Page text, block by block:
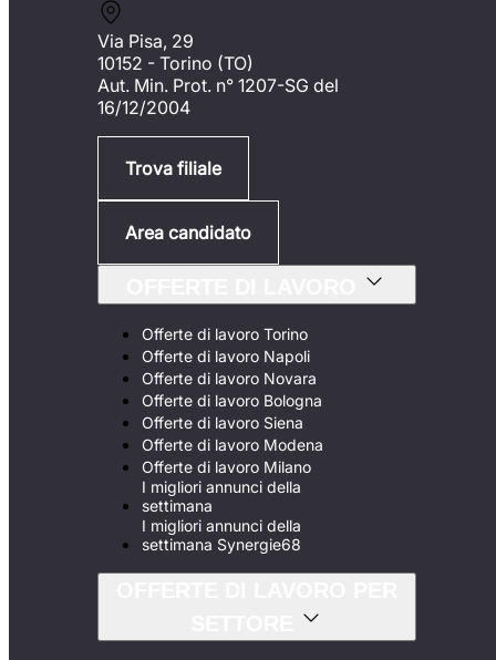
Via Pisa, 29
10152 - Torino (TO)
Aut. Min. Prot. n° 1207-SG del
16/12/2004
Trova filiale
Area candidato
Offerte di lavoro Torino
Offerte di lavoro Napoli
Offerte di lavoro Novara
Offerte di lavoro Bologna
Offerte di lavoro Siena
Offerte di lavoro Modena
Offerte di lavoro Milano
I migliori annunci della
settimana
I migliori annunci della
settimana Synergie68